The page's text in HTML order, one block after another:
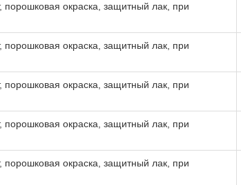
порошковая окраска, защитный лак, при
порошковая окраска, защитный лак, при
порошковая окраска, защитный лак, при
порошковая окраска, защитный лак, при
порошковая окраска, защитный лак, при